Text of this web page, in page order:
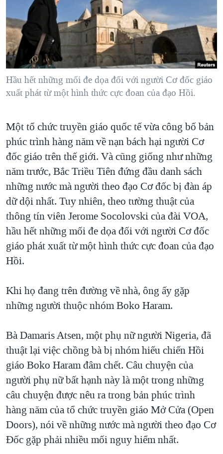
"Tìm"
NGƯỜI VIỆT HẢI NGOẠI
ĐỜI SỐNG
KINH TẾ
KHOA HỌC
SỨC KHOẺ
VĂN HOÁ
HÀNH TRÌNH BẦU CỬ 2024
MỘT NĂM CHIẾN TRANH TẠI DẢI GAZA
GIẢI MÃ VÀNH ĐAI & CON ĐƯỜNG
TRỊNH VĨNH BÌNH - NGƯỜI HẠ 'BÊN THẮNG CUỘC'
CHI PHÍ CHIẾN TRANH AFGHANISTAN
CÁC GIÁ TRỊ CỘNG HÒA Ở VIỆT NAM
THƯỢNG ĐỈNH TRUMP-KIM TẠI VIỆT NAM
TRỊNH VĨNH BÌNH VS. CHÍNH PHỦ VIỆT NAM
NGƯ DÂN VIỆT VÀ LÀN SÓNG TRỘM HẢI SÂM
BÊN KIA QUỐC LỘ: TIẾNG VỌNG TỪ NÔNG THÔN MỸ
QUAN HỆ VIỆT MỸ
VIDEO
NGHE
MẠNG XÃ HỘI
Ngôn ngữ khác
Hầu hết những mối đe dọa đối với người Cơ đốc giáo
xuất phát từ một hình thức cực đoan của đạo Hồi.
Một tổ chức truyền giáo quốc tế vừa công bố bản
phúc trình hàng năm về nạn bách hại người Cơ
đốc giáo trên thế giới. Và cũng giống như những
năm trước, Bắc Triều Tiên đứng đầu danh sách
những nước mà người theo đạo Cơ đốc bị đàn áp
dữ dội nhất. Tuy nhiên, theo tường thuật của
thông tín viên Jerome Socolovski của đài VOA,
hầu hết những mối đe dọa đối với người Cơ đốc
giáo phát xuất từ một hình thức cực đoan của đạo
Hồi.
Khi họ đang trên đường về nhà, ông ấy gặp
những người thuộc nhóm Boko Haram.
Bà Damaris Atsen, một phụ nữ người Nigeria, đã
thuật lại việc chồng bà bị nhóm hiếu chiến Hồi
giáo Boko Haram đâm chết. Câu chuyện của
người phụ nữ bất hạnh này là một trong những
câu chuyện được nêu ra trong bản phúc trình
hàng năm của tổ chức truyền giáo Mở Cửa (Open
Doors), nói về những nước mà người theo đạo Cơ
Đốc gặp phải nhiều mối nguy hiểm nhất.